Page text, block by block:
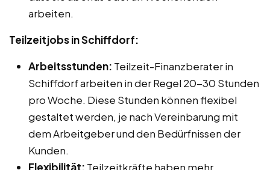
arbeiten.
Teilzeitjobs in Schiffdorf:
Arbeitsstunden: Teilzeit-Finanzberater in
Schiffdorf arbeiten in der Regel 20-30 Stunden
pro Woche. Diese Stunden können flexibel
gestaltet werden, je nach Vereinbarung mit
dem Arbeitgeber und den Bedürfnissen der
Kunden.
Flexibilität: Teilzeitkräfte haben mehr